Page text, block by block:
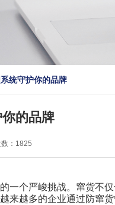
统守护你的品牌
的品牌
：1825
一个严峻挑战。窜货不
来越多的企业通过防窜